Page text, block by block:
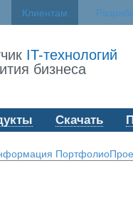
Клиентам
IT-технологий
бизнеса
Скачать
Портфолио